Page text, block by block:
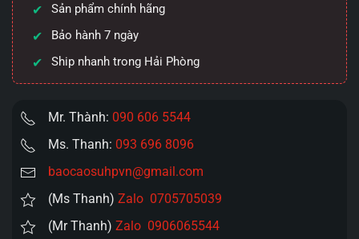
&
Durex
Play
Strawberry
số
Sản phẩm chính hãng
Bảo hành 7 ngày
Ship nhanh trong Hải Phòng
Mr. Thành: 090 606 5544
Ms. Thanh: 093 696 8096
baocaosuhpvn@gmail.com
(Ms Thanh) Zalo 0705705039
(Mr Thanh) Zalo 0906065544